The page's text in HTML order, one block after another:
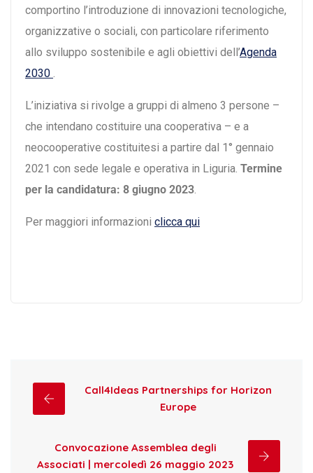
comportino l’introduzione di innovazioni tecnologiche,
organizzative o sociali, con particolare riferimento
allo sviluppo sostenibile e agli obiettivi dell’Agenda
2030 .
L’iniziativa si rivolge a gruppi di almeno 3 persone –
che intendano costituire una cooperativa – e a
neocooperative costituitesi a partire dal 1° gennaio
2021 con sede legale e operativa in Liguria. Termine
per la candidatura: 8 giugno 2023.
Per maggiori informazioni clicca qui
Call4Ideas Partnerships for Horizon
Europe
Convocazione Assemblea degli
Associati | mercoledì 26 maggio 2023